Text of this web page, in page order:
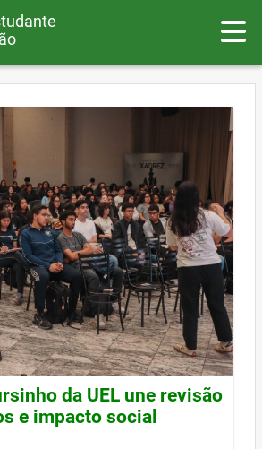
da UEL une revisão
e impacto social